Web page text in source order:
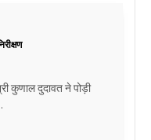
कुणाल दुदावत ने पोड़ी